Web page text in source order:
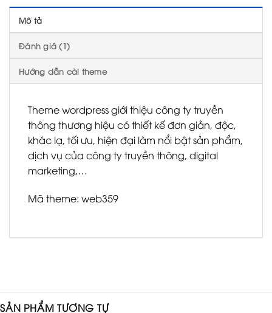
Mô tả
Đánh giá (1)
Hướng dẫn cài theme
Theme wordpress giới thiệu công ty truyền
thông thương hiệu có thiết kế đơn giản, độc,
khác lạ, tối ưu, hiện đại làm nổi bật sản phẩm,
dịch vụ của công ty truyền thông, digital
marketing,…
Mã theme: web359
SẢN PHẨM TƯƠNG TỰ